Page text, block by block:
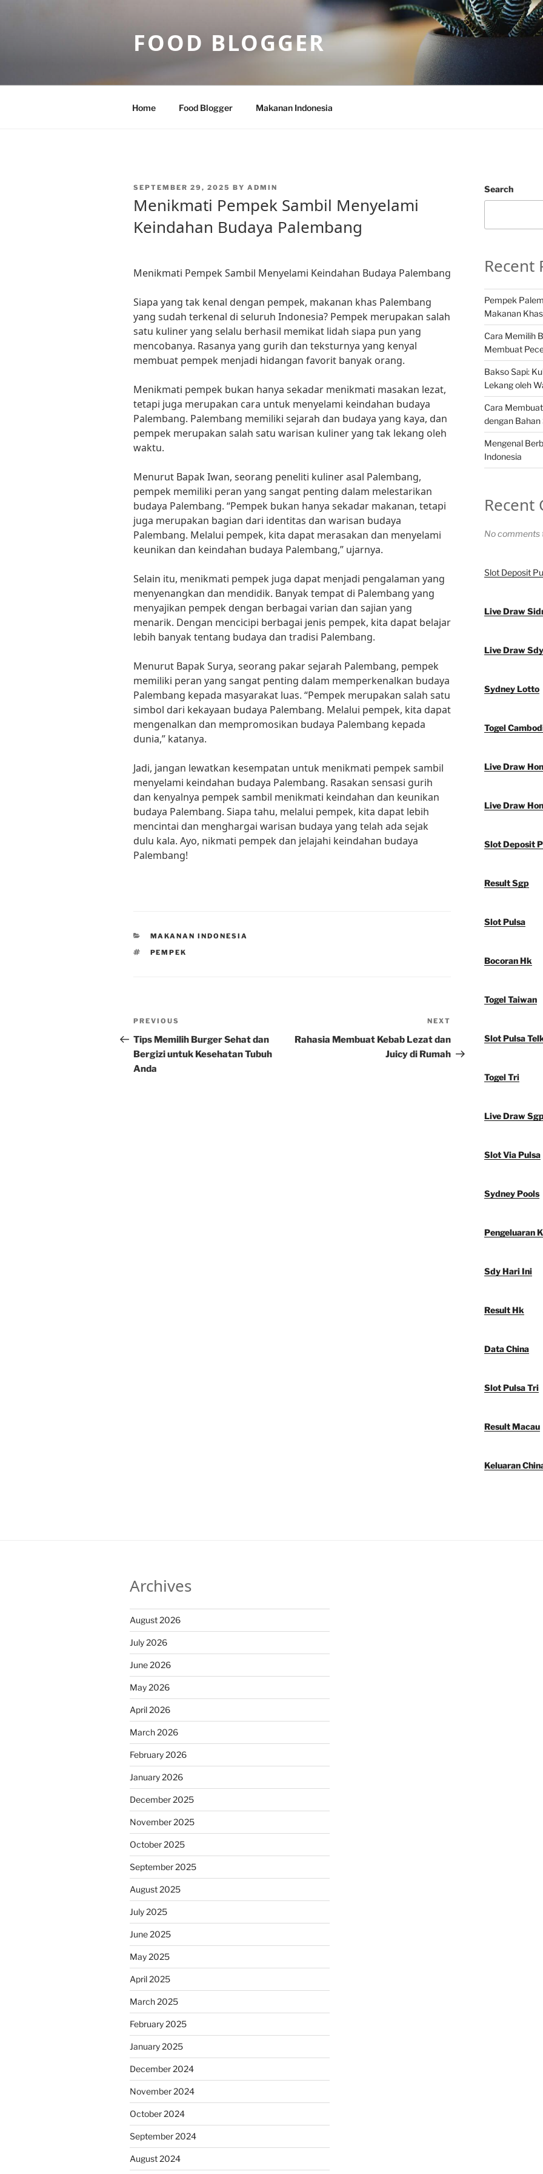
FOOD BLOGGER
Home Food Blogger Makanan Indonesia
POSTED
SEPTEMBER 29, 2025 BY ADMIN
Menikmati Pempek Sambil Menyelami
Keindahan Budaya Palembang
Menikmati Pempek Sambil Menyelami Keindahan Budaya Palembang
Siapa yang tak kenal dengan pempek, makanan khas Palembang
yang sudah terkenal di seluruh Indonesia? Pempek merupakan salah
satu kuliner yang selalu berhasil memikat lidah siapa pun yang
mencobanya. Rasanya yang gurih dan teksturnya yang kenyal
membuat pempek menjadi hidangan favorit banyak orang.
Menikmati pempek bukan hanya sekadar menikmati masakan lezat,
tetapi juga merupakan cara untuk menyelami keindahan budaya
Palembang. Palembang memiliki sejarah dan budaya yang kaya, dan
pempek merupakan salah satu warisan kuliner yang tak lekang oleh
waktu.
Menurut Bapak Iwan, seorang peneliti kuliner asal Palembang,
pempek memiliki peran yang sangat penting dalam melestarikan
budaya Palembang. “Pempek bukan hanya sekadar makanan, tetapi
juga merupakan bagian dari identitas dan warisan budaya
Palembang. Melalui pempek, kita dapat merasakan dan menyelami
keunikan dan keindahan budaya Palembang,” ujarnya.
Selain itu, menikmati pempek juga dapat menjadi pengalaman yang
menyenangkan dan mendidik. Banyak tempat di Palembang yang
menyajikan pempek dengan berbagai varian dan sajian yang
menarik. Dengan mencicipi berbagai jenis pempek, kita dapat belajar
lebih banyak tentang budaya dan tradisi Palembang.
Menurut Bapak Surya, seorang pakar sejarah Palembang, pempek
memiliki peran yang sangat penting dalam memperkenalkan budaya
Palembang kepada masyarakat luas. “Pempek merupakan salah satu
simbol dari kekayaan budaya Palembang. Melalui pempek, kita dapat
mengenalkan dan mempromosikan budaya Palembang kepada
dunia,” katanya.
Jadi, jangan lewatkan kesempatan untuk menikmati pempek sambil
menyelami keindahan budaya Palembang. Rasakan sensasi gurih
dan kenyalnya pempek sambil menikmati keindahan dan keunikan
budaya Palembang. Siapa tahu, melalui pempek, kita dapat lebih
mencintai dan menghargai warisan budaya yang telah ada sejak
dulu kala. Ayo, nikmati pempek dan jelajahi keindahan budaya
Palembang!
CATEGORIES
MAKANAN INDONESIA
TAGS
PEMPEK
Post
navigation
Previous
Post
PREVIOUS
Tips Memilih Burger Sehat dan
Bergizi untuk Kesehatan Tubuh
Anda
Post
NEXT
Rahasia Membuat Kebab Lezat dan
Juicy di Rumah
Search
Recent
Pempek
Makanan
Cara Memilih
Membuat
Bakso Sapi:
Lekang oleh
Cara
dengan Bahan
Mengenal
Indonesia
Recent
No comments
Slot Deposit
Live Draw
Live Draw Sdy
Sydney Lotto
Togel
Live Draw
Live Draw
Slot Deposit
Result Sgp
Slot Pulsa
Bocoran Hk
Togel Taiwan
Slot Pulsa
Togel Tri
Live Draw
Slot Via Pulsa
Sydney Pools
Pengeluaran
Sdy Hari Ini
Result Hk
Data China
Slot Pulsa Tri
Result Macau
Keluaran
Archives
August 2026
July 2026
June 2026
May 2026
April 2026
March 2026
February 2026
January 2026
December 2025
November 2025
October 2025
September 2025
August 2025
July 2025
June 2025
May 2025
April 2025
March 2025
February 2025
January 2025
December 2024
November 2024
October 2024
September 2024
August 2024